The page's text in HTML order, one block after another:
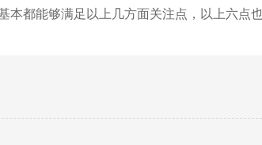
都能够满足以上几方面关注点，以上六